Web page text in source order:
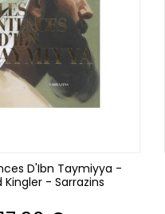
D'Ibn Taymiyya -
Kingler - Sarrazins